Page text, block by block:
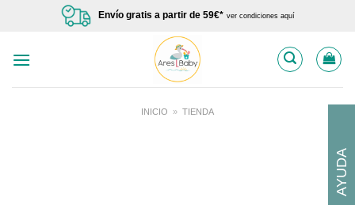
Envío gratis a partir de 59€* ver condiciones aquí
INICIO » TIENDA
AYUDA